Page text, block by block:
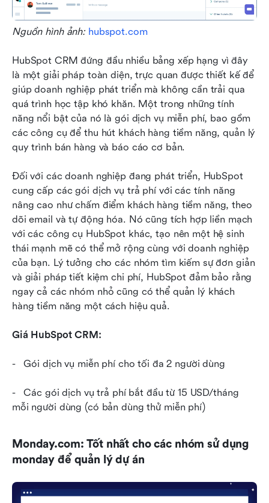
Nguồn hình ảnh: hubspot.com
HubSpot CRM đứng đầu nhiều bảng xếp hạng vì đây
là một giải pháp toàn diện, trực quan được thiết kế để
giúp doanh nghiệp phát triển mà không cần trải qua
quá trình học tập khó khăn. Một trong những tính
năng nổi bật của nó là gói dịch vụ miễn phí, bao gồm
các công cụ để thu hút khách hàng tiềm năng, quản lý
quy trình bán hàng và báo cáo cơ bản.
Đối với các doanh nghiệp đang phát triển, HubSpot
cung cấp các gói dịch vụ trả phí với các tính năng
nâng cao như chấm điểm khách hàng tiềm năng, theo
dõi email và tự động hóa. Nó cũng tích hợp liền mạch
với các công cụ HubSpot khác, tạo nên một hệ sinh
thái mạnh mẽ có thể mở rộng cùng với doanh nghiệp
của bạn. Lý tưởng cho các nhóm tìm kiếm sự đơn giản
và giải pháp tiết kiệm chi phí, HubSpot đảm bảo rằng
ngay cả các nhóm nhỏ cũng có thể quản lý khách
hàng tiềm năng một cách hiệu quả.
Giá HubSpot CRM:
-   Gói dịch vụ miễn phí cho tối đa 2 người dùng
-   Các gói dịch vụ trả phí bắt đầu từ 15 USD/tháng
mỗi người dùng (có bản dùng thử miễn phí)
Monday.com: Tốt nhất cho các nhóm sử dụng
monday để quản lý dự án